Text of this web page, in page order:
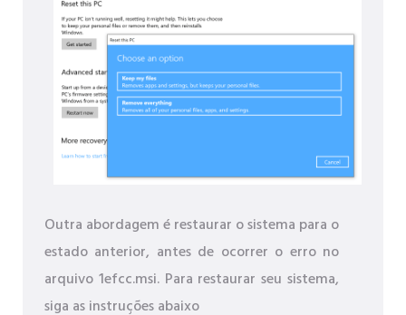
Outra abordagem é restaurar o sistema para o
estado anterior, antes de ocorrer o erro no
arquivo 1efcc.msi. Para restaurar seu sistema,
siga as instruções abaixo